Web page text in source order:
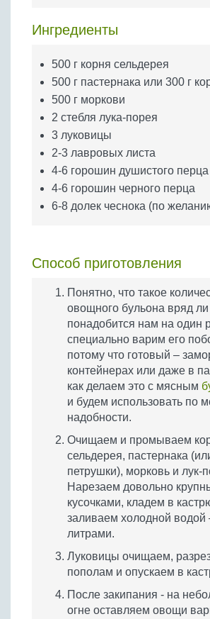
Яйца
Ингредиенты
500 г корня сельдерея
500 г пастернака или 300 г
500 г моркови
2 стебля лука-порея
3 луковицы
2-3 лавровых листа
4-6 горошин душистого перца
4-6 горошин черного перца
6-8 долек чеснока (по
Способ приготовления
Понятно, что такое
овощного бульона вряд ли
понадобится нам на один
специально варим его
потому что готовый –
контейнерах или даже в
как делаем это с мясным
и будем использовать по
надобности.
Очищаем и промываем
сельдерея, пастернака
петрушки), морковь и лук-
Нарезаем довольно
кусочками, кладем в
заливаем холодной водой
литрами.
Луковицы очищаем,
пополам и опускаем в
После закипания - на
огне оставляем овощи